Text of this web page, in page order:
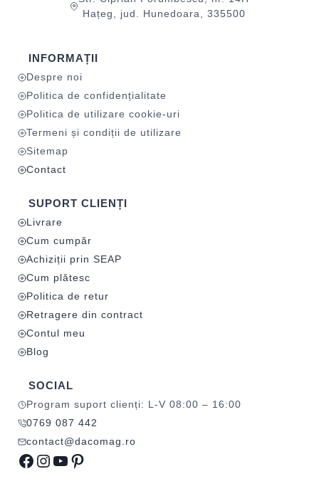
Hațeg, jud. Hunedoara, 335500
INFORMAȚII
Despre noi
Politica de confidențialitate
Politica de utilizare cookie-uri
Termeni și condiții de utilizare
Sitemap
Contact
SUPORT CLIENȚI
Livrare
Cum cumpăr
Achiziții prin SEAP
Cum plătesc
Politica de retur
Retragere din contract
Contul meu
Blog
SOCIAL
Program suport clienți: L-V 08:00 – 16:00
0769 087 442
contact@dacomag.ro
Facebook
Instagram
YouTube
Pinterest